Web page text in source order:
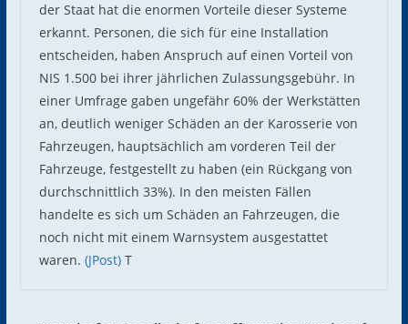
der Staat hat die enormen Vorteile dieser Systeme
erkannt. Personen, die sich für eine Installation
entscheiden, haben Anspruch auf einen Vorteil von
NIS 1.500 bei ihrer jährlichen Zulassungsgebühr. In
einer Umfrage gaben ungefähr 60% der Werkstätten
an, deutlich weniger Schäden an der Karosserie von
Fahrzeugen, hauptsächlich am vorderen Teil der
Fahrzeuge, festgestellt zu haben (ein Rückgang von
durchschnittlich 33%). In den meisten Fällen
handelte es sich um Schäden an Fahrzeugen, die
noch nicht mit einem Warnsystem ausgestattet
waren. (JPost) T